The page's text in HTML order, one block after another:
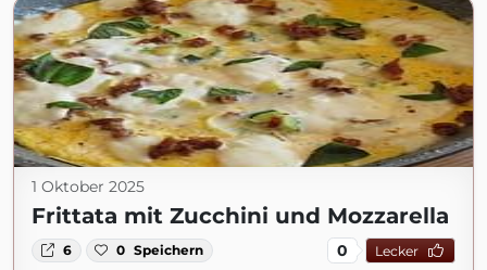
1 Oktober 2025
Frittata mit Zucchini und Mozzarella
6 0 Speichern 0 Lecker